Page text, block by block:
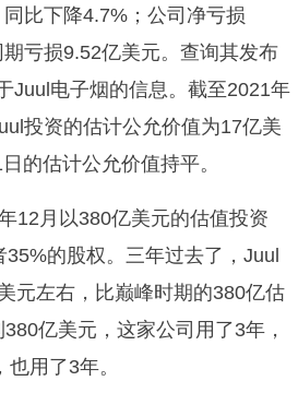
比下降4.7%；公司净亏损
亏损9.52亿美元。查询其发布
Juul电子烟的信息。截至2021年
投资的估计公允价值为17亿美
的估计公允价值持平。
12月以380亿美元的估值投资
的股权。三年过去了，Juul
元左右，比巅峰时期的380亿估
亿美元，这家公司用了3年，
用了3年。